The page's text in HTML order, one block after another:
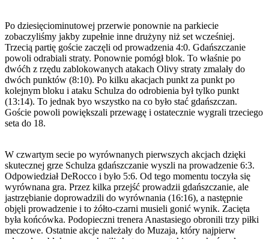
Po dziesięciominutowej przerwie ponownie na parkiecie
zobaczyliśmy jakby zupełnie inne drużyny niż set wcześniej.
Trzecią partię goście zaczęli od prowadzenia 4:0. Gdańszczanie
powoli odrabiali straty. Ponownie pomógł blok. To właśnie po
dwóćh z rzędu zablokowanych atakach Olivy straty zmalały do
dwóch punktów (8:10). Po kilku akacjach punkt za punkt po
kolejnym bloku i ataku Schulza do odrobienia był tylko punkt
(13:14). To jednak byo wszystko na co było stać gdańszczan.
Goście powoli powiększali przewagę i ostatecznie wygrali trzeciego
seta do 18.
W czwartym secie po wyrównanych pierwszych akcjach dzięki
skutecznej grze Schulza gdańszczanie wyszli na prowadzenie 6:3.
Odpowiedział DeRocco i było 5:6. Od tego momentu toczyła się
wyrównana gra. Przez kilka przejść prowadzii gdańszczanie, ale
jastrzębianie doprowadzili do wyrównania (16:16), a następnie
objęli prowadzenie i to żółto-czarni musieli gonić wynik. Zacięta
była końcówka. Podopieczni trenera Anastasiego obronili trzy piłki
meczowe. Ostatnie akcje należały do Muzaja, który najpierw